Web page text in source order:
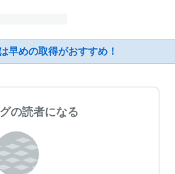
早めの取得がおすすめ！
の読者になる